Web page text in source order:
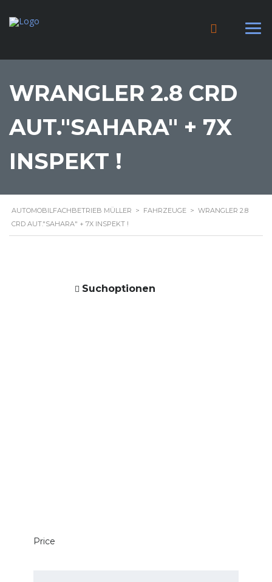
WRANGLER 2.8 CRD
AUT."SAHARA" + 7X
INSPEKT !
AUTOMOBILFACHBETRIEB MÜLLER > FAHRZEUGE > WRANGLER 2.8
CRD AUT."SAHARA" + 7X INSPEKT !
Suchoptionen
Price